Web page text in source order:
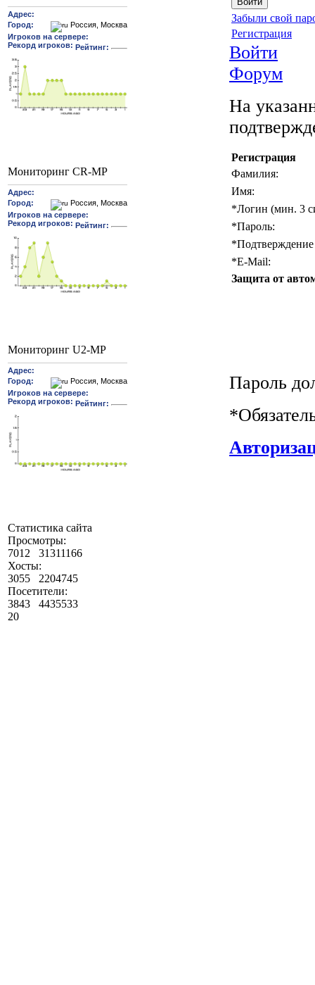
Мониторинг CR-MP
Мониторинг U2-MP
Статистика сайта
Просмотры:
7012
31311166
Хосты:
3055
2204745
Посетители:
3843
4435533
20
Забыли свой
Регистрация
Войти
Форум
На
Регистрация
Фамилия:
Имя:
*Логин (мин. 3
*Пароль:
*Подтверждение
*E-Mail:
Защита от
Пароль
*